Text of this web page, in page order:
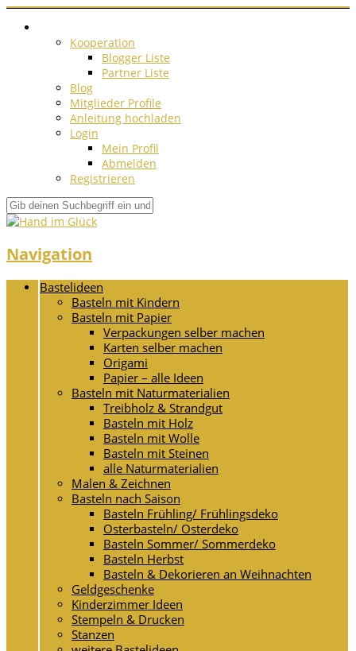
Kooperation
Blogger Liste
Partner Liste
Blog
Mitglieder Profile
Anleitung hochladen
Login
Mein Profil
Abmelden
Registrieren
Navigation
Bastelideen
Basteln mit Kindern
Basteln mit Papier
Verpackungen selber machen
Karten selber machen
Origami
Papier – alle Ideen
Basteln mit Naturmaterialien
Treibholz & Strandgut
Basteln mit Holz
Basteln mit Wolle
Basteln mit Steinen
alle Naturmaterialien
Malen & Zeichnen
Basteln nach Saison
Basteln Frühling/ Frühlingsdeko
Osterbasteln/ Osterdeko
Basteln Sommer/ Sommerdeko
Basteln Herbst
Basteln & Dekorieren an Weihnachten
Geldgeschenke
Kinderzimmer Ideen
Stempeln & Drucken
Stanzen